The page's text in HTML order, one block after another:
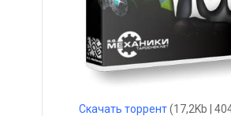
Скачать торрент(17,2Kb |